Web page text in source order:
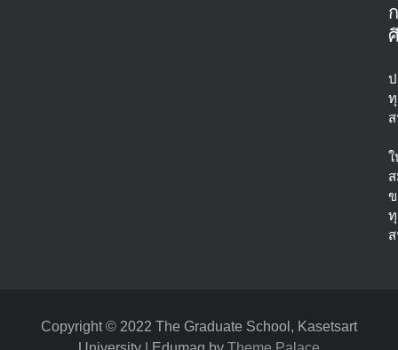
Copyright © 2022 The Graduate School, Kasetsart